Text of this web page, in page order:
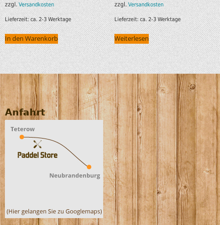
zzgl.Versandkosten
Lieferzeit:ca. 2-3 Werktage
In den Warenkorb
zzgl.Versandkosten
Lieferzeit:ca. 2-3 Werktage
Weiterlesen
Anfahrt